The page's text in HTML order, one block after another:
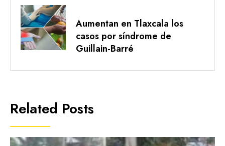
Aumentan en Tlaxcala los
casos por síndrome de
Guillain-Barré
Related Posts